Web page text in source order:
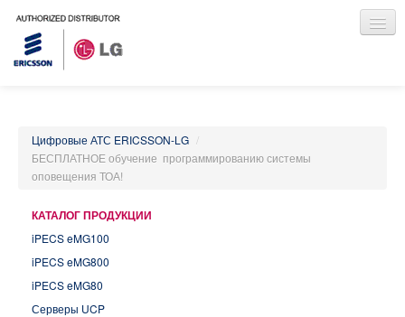
ПРАЙС-ЛИСТ
Цифровые АТС ERICSSON-LG /
БЕСПЛАТНОЕ обучение программированию системы
оповещения ТОА!
КАТАЛОГ ПРОДУКЦИИ
iPECS eMG100
iPECS eMG800
iPECS eMG80
Серверы UCP